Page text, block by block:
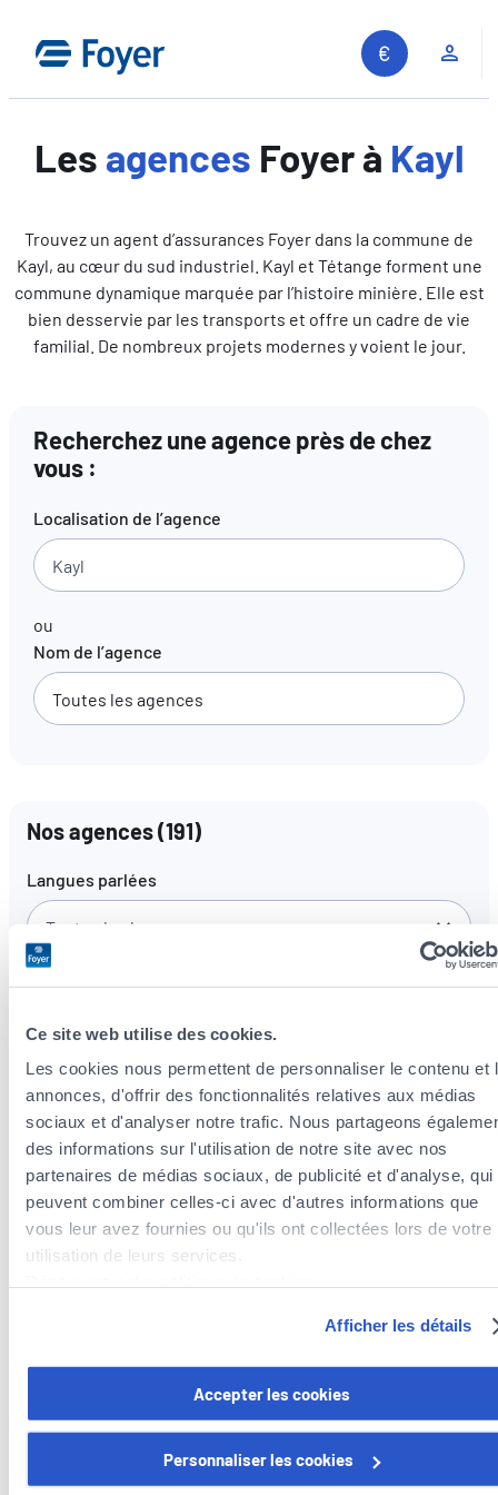
Ce site web utilise des cookies.
Les cookies nous permettent de personnaliser le contenu et
annonces, d'offrir des fonctionnalités relatives aux médias
sociaux et d'analyser notre trafic. Nous partageons
des informations sur l'utilisation de notre site avec nos
partenaires de médias sociaux, de publicité et d'analyse, qui
peuvent combiner celles-ci avec d'autres informations que
vous leur avez fournies ou qu'ils ont collectées lors de votre
utilisation de leurs services.
Vous avez la possibilité de retirer votre consentement à tout
moment en cliquant sur le lien "gestion des cookies" en bas
Afficher les détails
Accepter les cookies
Personnaliser les cookies
contenu
Les agences Foyer à Kayl
Trouvez un agent d’assurances Foyer dans la commune de
Kayl, au cœur du sud industriel. Kayl et Tétange forment une
commune dynamique marquée par l’histoire minière. Elle est
bien desservie par les transports et offre un cadre de vie
familial. De nombreux projets modernes y voient le jour.
Recherchez une agence près de chez
vous :
Localisation de l’agence
ou
Nom de l’agence
Nos agences(191)
Langues parlées
Toutes les langues
Agents d’assurances à proximité de la
commune de Kayl
Agents d’assurances dans la commune de Esch-sur-
Agents d’assurances dans la commune de Schifflange
Agents d’assurances dans la commune de Dudelange
Agents d’assurances dans la commune de Rumelange